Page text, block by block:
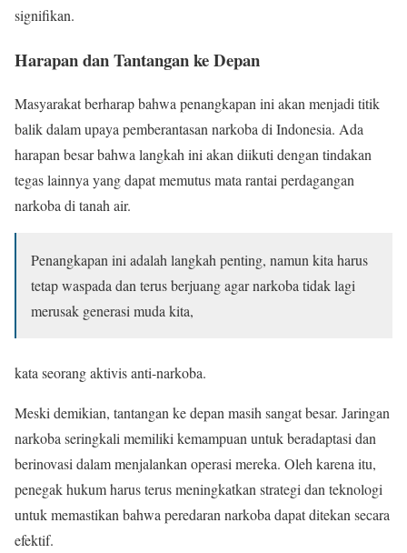
signifikan.
Harapan dan Tantangan ke Depan
Masyarakat berharap bahwa penangkapan ini akan menjadi titik
balik dalam upaya pemberantasan narkoba di Indonesia. Ada
harapan besar bahwa langkah ini akan diikuti dengan tindakan
tegas lainnya yang dapat memutus mata rantai perdagangan
narkoba di tanah air.
Penangkapan ini adalah langkah penting, namun kita harus
tetap waspada dan terus berjuang agar narkoba tidak lagi
merusak generasi muda kita,
kata seorang aktivis anti-narkoba.
Meski demikian, tantangan ke depan masih sangat besar. Jaringan
narkoba seringkali memiliki kemampuan untuk beradaptasi dan
berinovasi dalam menjalankan operasi mereka. Oleh karena itu,
penegak hukum harus terus meningkatkan strategi dan teknologi
untuk memastikan bahwa peredaran narkoba dapat ditekan secara
efektif.